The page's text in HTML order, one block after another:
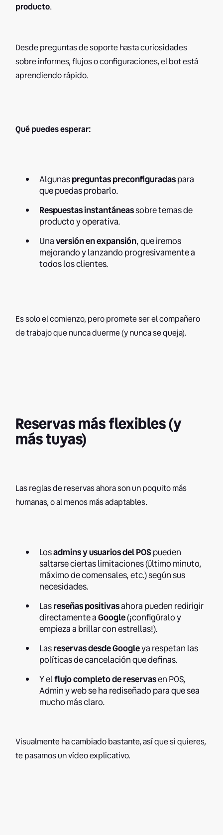
producto.
Desde preguntas de soporte hasta curiosidades
sobre informes, flujos o configuraciones, el bot está
aprendiendo rápido.
Qué puedes esperar:
Algunaspreguntas preconfiguradaspara
que puedas probarlo.
Respuestas instantáneassobre temas de
producto y operativa.
Unaversión en expansión, que iremos
mejorando y lanzando progresivamente a
todos los clientes.
Es solo el comienzo, pero promete ser el compañero
de trabajo que nunca duerme (y nunca se queja).
Reservas más flexibles (y
más tuyas)
Las reglas de reservas ahora son un poquito más
humanas, o al menos más adaptables.
Losadmins y usuarios del POSpueden
saltarse ciertas limitaciones (último minuto,
máximo de comensales, etc.) según sus
necesidades.
Lasreseñas positivasahora pueden redirigir
directamente aGoogle(¡configúralo y
empieza a brillar con estrellas!).
Lasreservas desde Googleya respetan las
políticas de cancelación que definas.
Y elflujo completo de reservasen POS,
Admin y web se ha rediseñado para que sea
mucho más claro.
Visualmente ha cambiado bastante, así que si quieres,
te pasamos un vídeo explicativo.